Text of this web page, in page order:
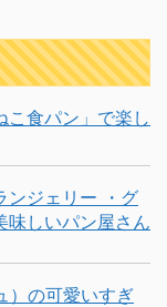
こ食パン」で楽し
ンジェリー ・グ
味しいパン屋さん
）の可愛いすぎ